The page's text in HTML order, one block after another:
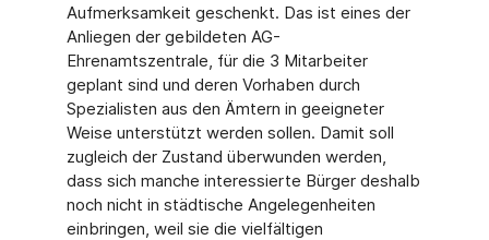
Aufmerksamkeit geschenkt. Das ist eines der
Anliegen der gebildeten AG-
Ehrenamtszentrale, für die 3 Mitarbeiter
geplant sind und deren Vorhaben durch
Spezialisten aus den Ämtern in geeigneter
Weise unterstützt werden sollen. Damit soll
zugleich der Zustand überwunden werden,
dass sich manche interessierte Bürger deshalb
noch nicht in städtische Angelegenheiten
einbringen, weil sie die vielfältigen